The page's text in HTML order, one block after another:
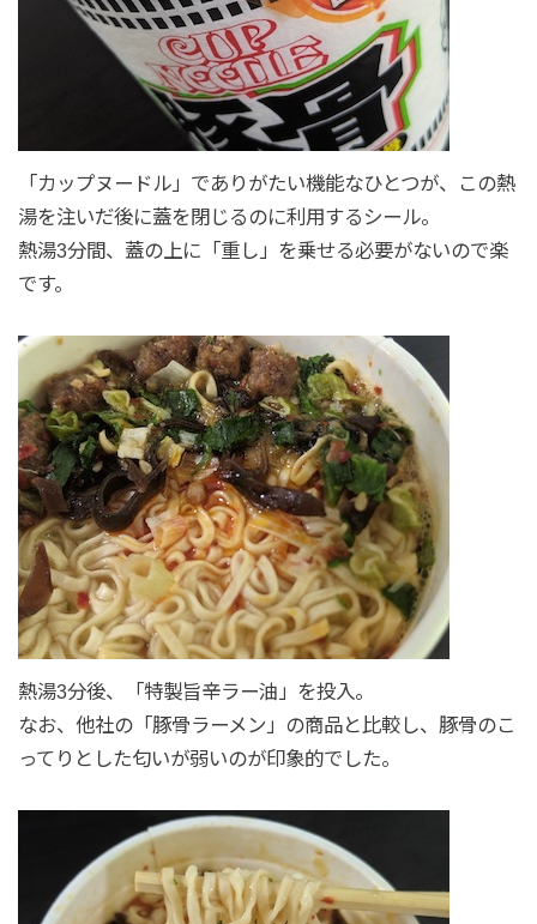
「カップヌードル」でありがたい機能なひとつが、この熱
湯を注いだ後に蓋を閉じるのに利用するシール。
熱湯3分間、蓋の上に「重し」を乗せる必要がないので楽
です。
熱湯3分後、「特製旨辛ラー油」を投入。
なお、他社の「豚骨ラーメン」の商品と比較し、豚骨のこ
ってりとした匂いが弱いのが印象的でした。